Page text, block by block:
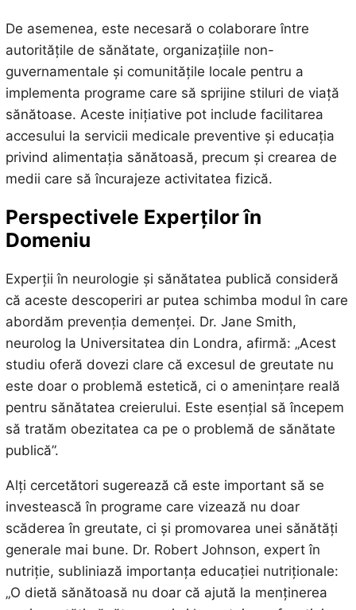
De asemenea, este necesară o colaborare între
autoritățile de sănătate, organizațiile non-
guvernamentale și comunitățile locale pentru a
implementa programe care să sprijine stiluri de viață
sănătoase. Aceste inițiative pot include facilitarea
accesului la servicii medicale preventive și educația
privind alimentația sănătoasă, precum și crearea de
medii care să încurajeze activitatea fizică.
Perspectivele Experților în
Domeniu
Experții în neurologie și sănătatea publică consideră
că aceste descoperiri ar putea schimba modul în care
abordăm prevenția demenței. Dr. Jane Smith,
neurolog la Universitatea din Londra, afirmă: „Acest
studiu oferă dovezi clare că excesul de greutate nu
este doar o problemă estetică, ci o amenințare reală
pentru sănătatea creierului. Este esențial să începem
să tratăm obezitatea ca pe o problemă de sănătate
publică”.
Alți cercetători sugerează că este important să se
investească în programe care vizează nu doar
scăderea în greutate, ci și promovarea unei sănătăți
generale mai bune. Dr. Robert Johnson, expert în
nutriție, subliniază importanța educației nutriționale:
„O dietă sănătoasă nu doar că ajută la menținerea